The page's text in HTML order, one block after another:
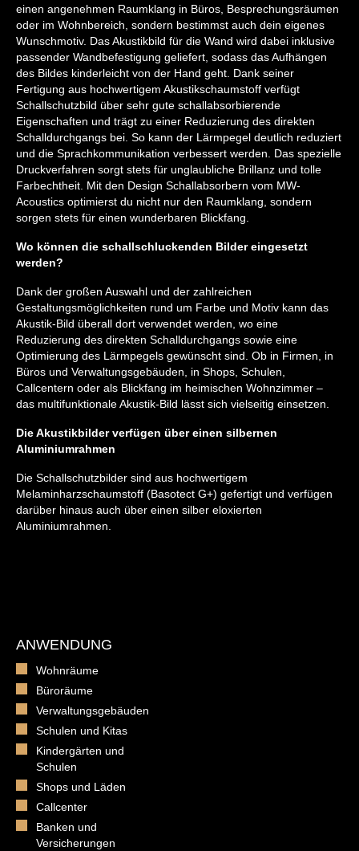
einen angenehmen Raumklang in Büros, Besprechungsräumen
oder im Wohnbereich, sondern bestimmst auch dein eigenes
Wunschmotiv. Das Akustikbild für die Wand wird dabei inklusive
passender Wandbefestigung geliefert, sodass das Aufhängen
des Bildes kinderleicht von der Hand geht. Dank seiner
Fertigung aus hochwertigem Akustikschaumstoff verfügt
Schallschutzbild über sehr gute schallabsorbierende
Eigenschaften und trägt zu einer Reduzierung des direkten
Schalldurchgangs bei. So kann der Lärmpegel deutlich reduziert
und die Sprachkommunikation verbessert werden. Das spezielle
Druckverfahren sorgt stets für unglaubliche Brillanz und tolle
Farbechtheit. Mit den Design Schallabsorbern vom MW-
Acoustics optimierst du nicht nur den Raumklang, sondern
sorgen stets für einen wunderbaren Blickfang.
Wo können die schallschluckenden Bilder eingesetzt
werden?
Dank der großen Auswahl und der zahlreichen
Gestaltungsmöglichkeiten rund um Farbe und Motiv kann das
Akustik-Bild überall dort verwendet werden, wo eine
Reduzierung des direkten Schalldurchgangs sowie eine
Optimierung des Lärmpegels gewünscht sind. Ob in Firmen, in
Büros und Verwaltungsgebäuden, in Shops, Schulen,
Callcentern oder als Blickfang im heimischen Wohnzimmer –
das multifunktionale Akustik-Bild lässt sich vielseitig einsetzen.
Die Akustikbilder verfügen über einen silbernen
Aluminiumrahmen
Die Schallschutzbilder sind aus hochwertigem
Melaminharzschaumstoff (Basotect G+) gefertigt und verfügen
darüber hinaus auch über einen silber eloxierten
Aluminiumrahmen.
ANWENDUNG
Wohnräume
Büroräume
Verwaltungsgebäuden
Schulen und Kitas
Kindergärten und
Schulen
Shops und Läden
Callcenter
Banken und
Versicherungen